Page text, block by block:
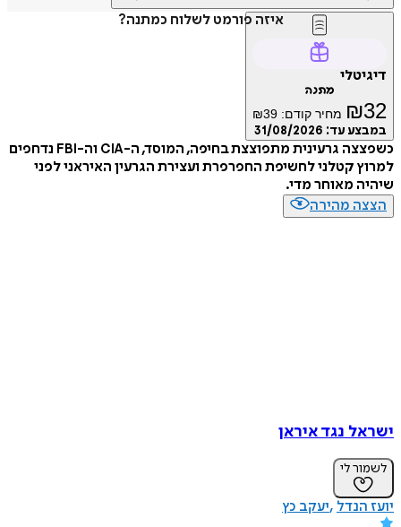
איזה פורמט לשלוח כמתנה?
₪ מחיר קודם: ₪39
עד:31/08/2026
כשפצצה גרעינית מתפוצצת בחיפה, המוסד, ה-CIA וה-FBI נדחפים
קטלני לחשיפת החפרפרת ועצירת הגרעין האיראני לפני
מאוחר מדי.
מהירה
נגד איראן
לי
יעקב כץ